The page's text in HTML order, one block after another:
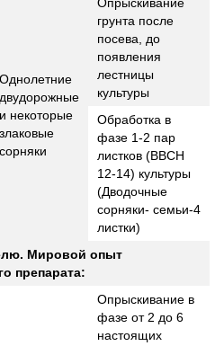
Однолетние
двудорожные
и некоторые
злаковые
сорняки
грунта после
посева, до
появления
лестницы
культуры
Обработка в
фазе 1-2 пар
листков (ВВСН
12-14) культуры
(Дводочные
сорняки- семьи-4
листки)
Мировой опыт
препарата:
Опрыскивание в
фазе от 2 до 6
настоящих